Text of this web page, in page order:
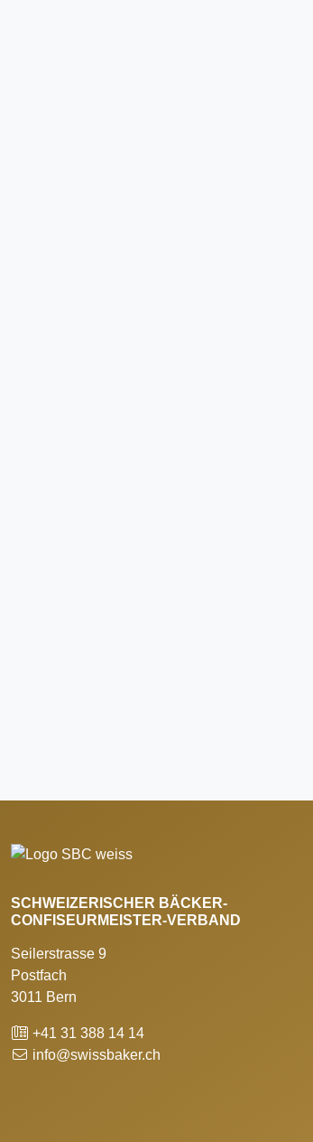
SCHWEIZERISCHER BÄCKER-
CONFISEURMEISTER-VERBAND
Seilerstrasse 9
Postfach
3011 Bern
+41 31 388 14 14
info@swissbaker.ch